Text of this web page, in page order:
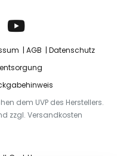
AGB
Datenschutz
dem UVP des Herstellers.
zzgl. Versandkosten